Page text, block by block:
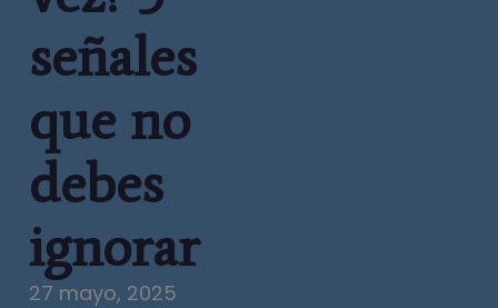
señales
que no
debes
ignorar
27 mayo, 2025